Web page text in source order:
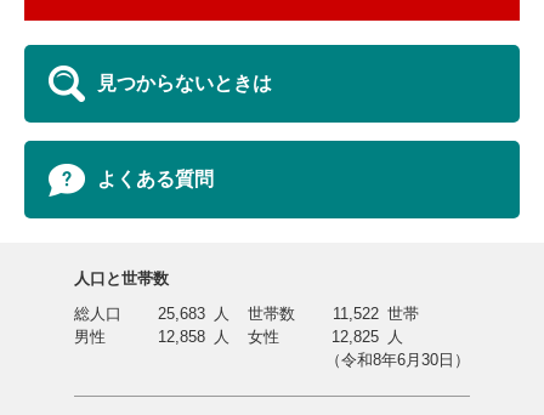
見つからないときは
よくある質問
人口と世帯数
総人口
25,683 人 世帯数 11,522 世帯
男性
12,858 人 女性 12,825
人
（令和8年6月30日）